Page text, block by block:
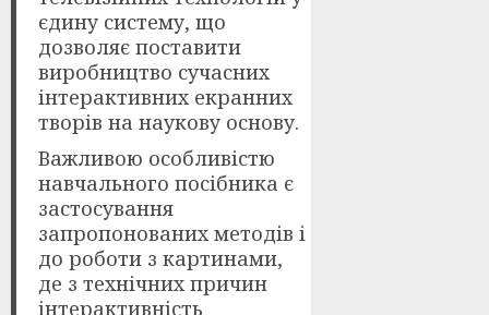
єдину систему, що
дозволяє поставити
виробництво сучасних
інтерактивних екранних
творів на наукову основу.
Важливою особливістю
навчального посібника є
застосування
запропонованих методів і
до роботи з картинами,
де з технічних причин
інтерактивність